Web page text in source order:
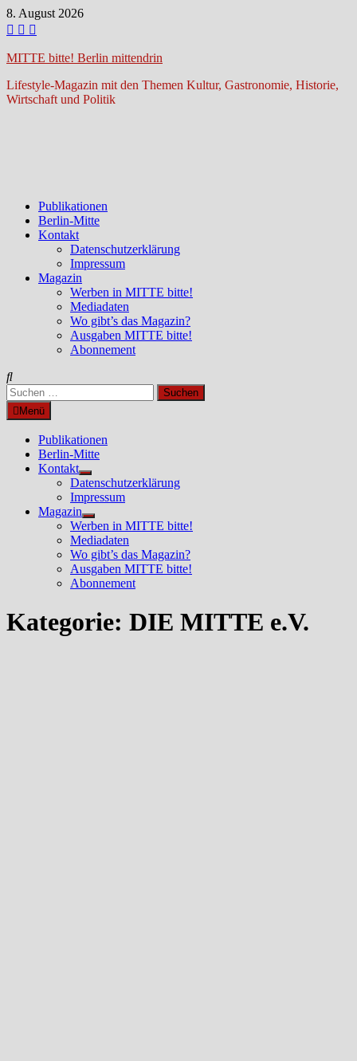
Zum
Inhalt
8. August 2026
MITTE bitte! Berlin mittendrin
Lifestyle-Magazin mit den Themen Kultur, Gastronomie, Historie,
Wirtschaft und Politik
Publikationen
Berlin-Mitte
Kontakt
Datenschutzerklärung
Impressum
Magazin
Werben in MITTE bitte!
Mediadaten
Wo gibt’s das Magazin?
Ausgaben MITTE bitte!
Abonnement
Suchen
nach:Menü
Publikationen
Berlin-Mitte
Kontakt
Untermenü
anzeigen
Datenschutzerklärung
Impressum
Magazin
Untermenü
anzeigen
Werben in MITTE bitte!
Mediadaten
Wo gibt’s das Magazin?
Ausgaben MITTE bitte!
Abonnement
Kategorie: DIE MITTE e.V.